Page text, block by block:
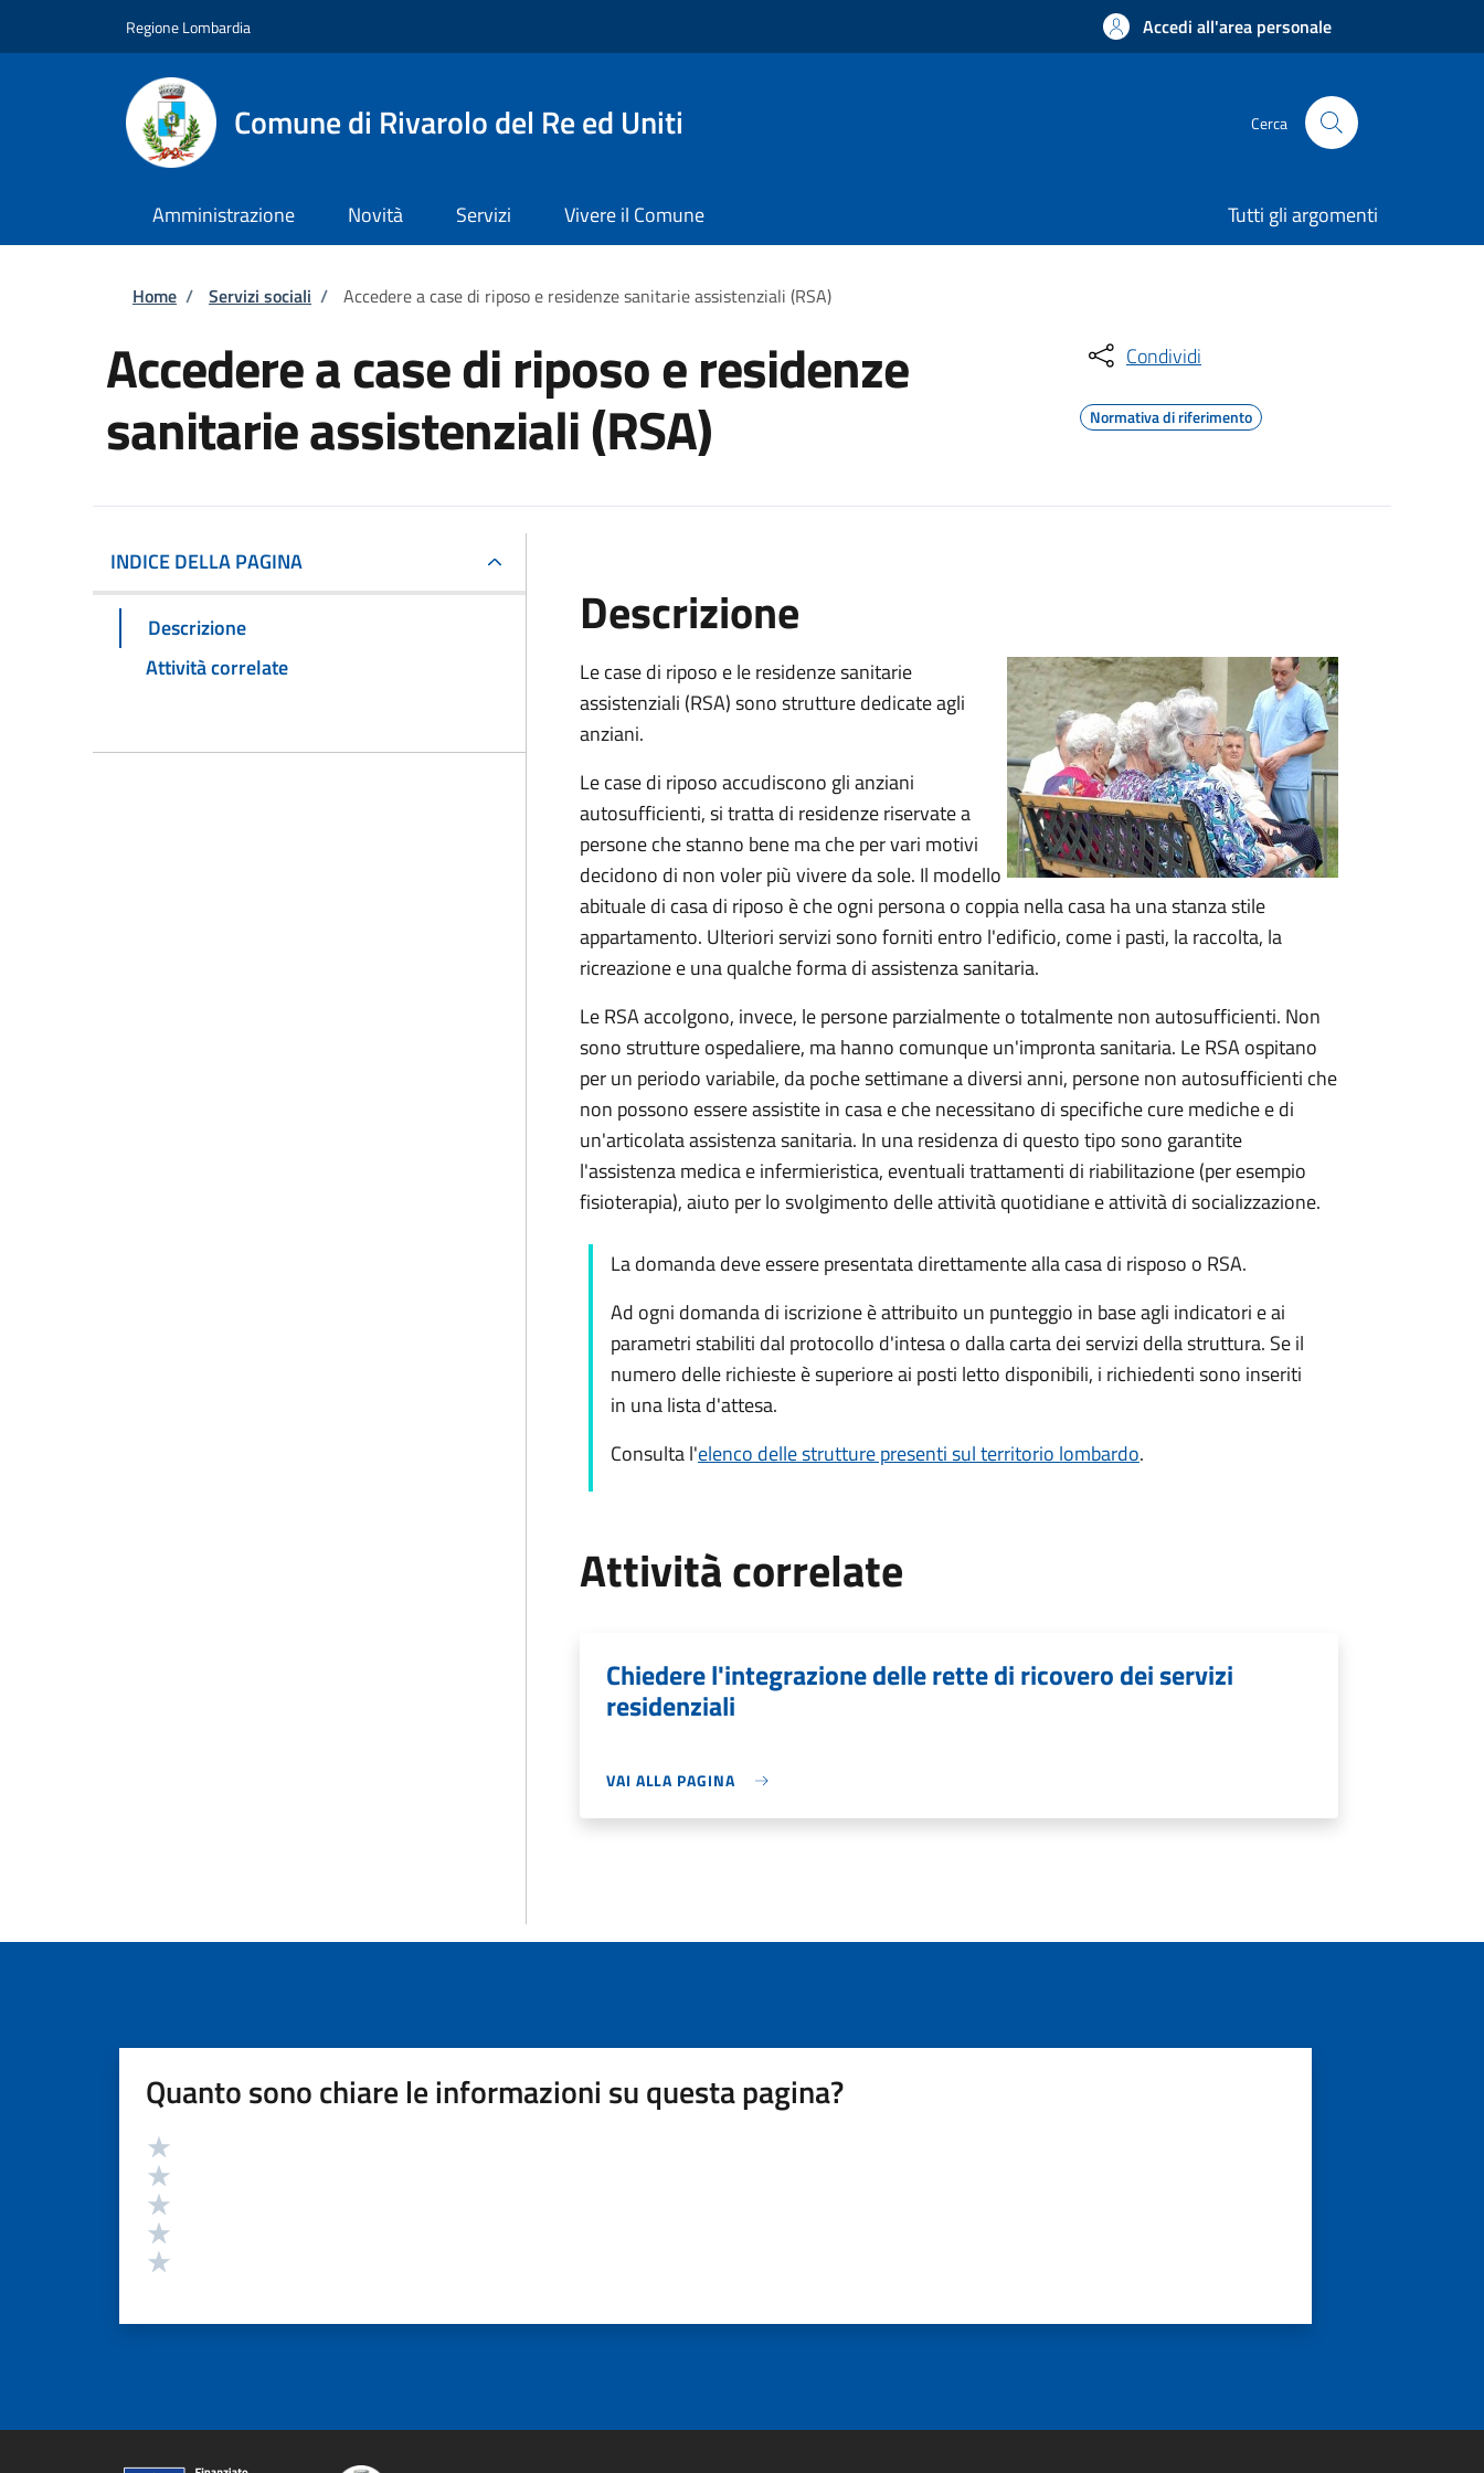
Regione Lombardia Accedi all'area personale
Comune di Rivarolo del Re ed Uniti Cerca
Amministrazione Novità Servizi Vivere il Comune Tutti gli argomenti
Briciole di pane
Home / Servizi sociali / Accedere a case di riposo e residenze sanitarie assistenziali (RSA)
Accedere a case di riposo e residenze
sanitarie assistenziali (RSA)
Condividi
Normativa di riferimento
INDICE DELLA PAGINA
Descrizione
Attività correlate
Descrizione
Le case di riposo e le residenze sanitarie
assistenziali (RSA) sono strutture dedicate agli
anziani.
Le case di riposo accudiscono gli anziani
autosufficienti, si tratta di residenze riservate a
persone che stanno bene ma che per vari motivi
decidono di non voler più vivere da sole. Il modello
abituale di casa di riposo è che ogni persona o coppia nella casa ha una stanza stile
appartamento. Ulteriori servizi sono forniti entro l'edificio, come i pasti, la raccolta, la
ricreazione e una qualche forma di assistenza sanitaria.
Le RSA accolgono, invece, le persone parzialmente o totalmente non autosufficienti. Non
sono strutture ospedaliere, ma hanno comunque un'impronta sanitaria. Le RSA ospitano
per un periodo variabile, da poche settimane a diversi anni, persone non autosufficienti che
non possono essere assistite in casa e che necessitano di specifiche cure mediche e di
un'articolata assistenza sanitaria. In una residenza di questo tipo sono garantite
l'assistenza medica e infermieristica, eventuali trattamenti di riabilitazione (per esempio
fisioterapia), aiuto per lo svolgimento delle attività quotidiane e attività di socializzazione.
La domanda deve essere presentata direttamente alla casa di risposo o RSA.
Ad ogni domanda di iscrizione è attribuito un punteggio in base agli indicatori e ai
parametri stabiliti dal protocollo d'intesa o dalla carta dei servizi della struttura. Se il
numero delle richieste è superiore ai posti letto disponibili, i richiedenti sono inseriti
in una lista d'attesa.
Consulta l'elenco delle strutture presenti sul territorio lombardo.
Attività correlate
Chiedere l'integrazione delle rette di ricovero dei servizi
residenziali
VAI ALLA PAGINA
Quanto sono chiare le informazioni su questa pagina?
Valutazione